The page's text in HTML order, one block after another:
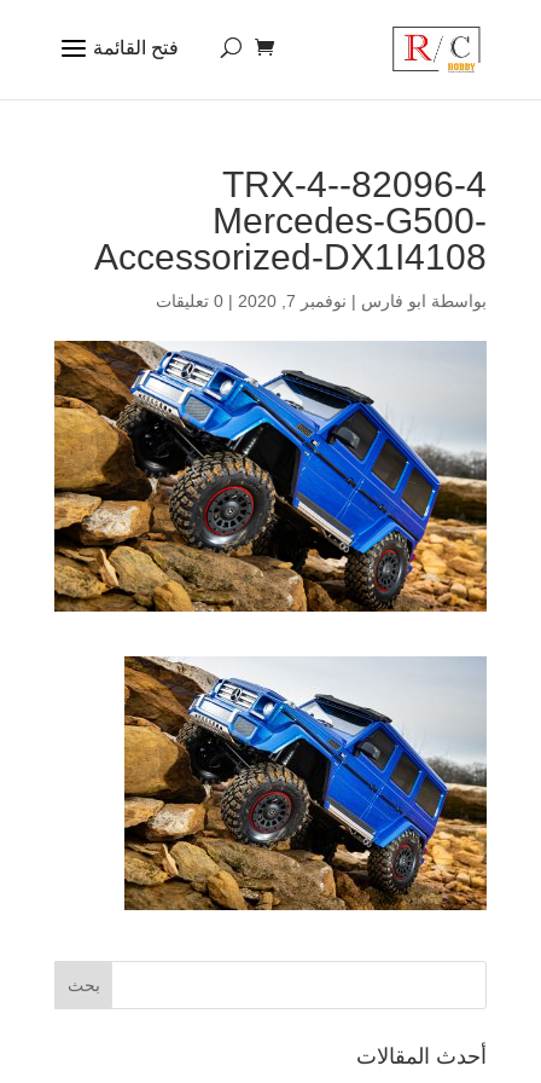
82096-4-TRX-4-
Mercedes-G500-
Accessorized-DX1I4108
بواسطة ابو فارس | نوفمبر 7, 2020 | 0 تعليقات
أحدث المقالات